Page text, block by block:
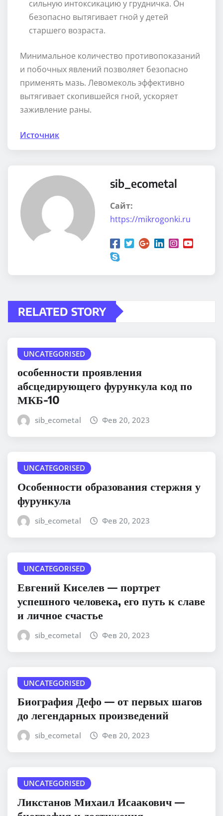
сильную интоксикацию у грудничка. Он
безопасно вытягивает гной у детей
старшего возраста.
Минимальное количество противопоказаний
и побочных явлений позволяет безопасно
применять мазь. Левомеколь эффективно
вытягивает скопившейся гной, ускоряет
заживление раны.
Источник
sib_ecometal
Сайт:
https://mikrogonki.ru
RELATED STORY
UNCATEGORISED
особенности проявления
абсцедирующего фурункула код по
МКБ-10
sib_ecometal Фев 20, 2023
UNCATEGORISED
Особенности образования стержня у
фурункула
sib_ecometal Фев 20, 2023
UNCATEGORISED
Евгений Киселев — портрет
успешного человека, его путь к славе
и личное счастье
sib_ecometal Фев 20, 2023
UNCATEGORISED
Биография Дефо — от первых шагов
до легендарных произведений
sib_ecometal Фев 20, 2023
UNCATEGORISED
Ликстанов Михаил Исаакович —